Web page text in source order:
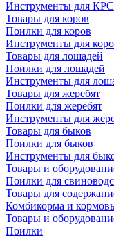
Инструменты для КРС
Товары для коров
Поилки для коров
Инструменты для
Товары для лошадей
Поилки для лошадей
Инструменты для
Товары для жеребят
Поилки для жеребят
Инструменты для
Товары для быков
Поилки для быков
Инструменты для
Товары и
Поилки для
Товары для
Комбикорма и
Товары и
Поилки